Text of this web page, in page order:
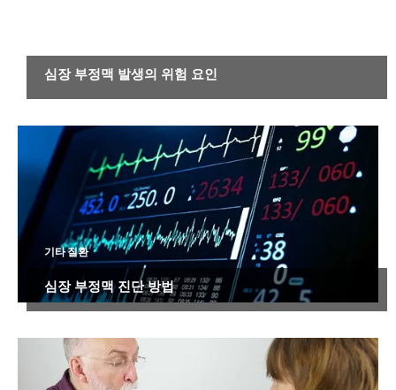
심장 부정맥 발생의 위험 요인
기타 질환
심장 부정맥 진단 방법